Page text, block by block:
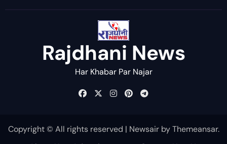
Rajdhani News
Har Khabar Par Najar
Copyright © All rights reserved | NewsairbyThemeansar.